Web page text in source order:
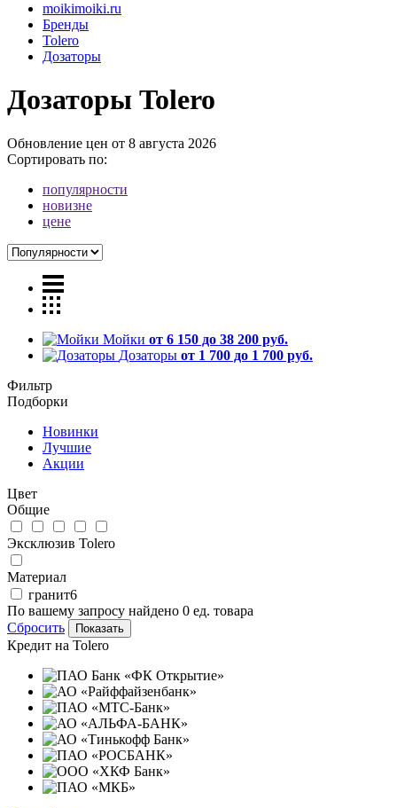
moikimoiki.ru
Бренды
Tolero
Дозаторы
Дозаторы Tolero
Обновление цен от 8 августа 2026
Сортировать по:
популярности
новизне
цене
Мойки от 6 150 до 38 200 руб.
Дозаторы от 1 700 до 1 700 руб.
Фильтр
Подборки
Новинки
Лучшие
Акции
Цвет
Общие
Эксклюзив Tolero
Материал
гранит6
По вашему запросу найдено 0 ед. товара
Сбросить
Кредит на Tolero